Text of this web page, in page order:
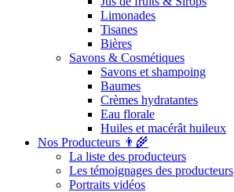
Limonades
Tisanes
Bières
Savons & Cosmétiques
Savons et shampoing
Baumes
Crèmes hydratantes
Eau florale
Huiles et macérât huileux
Nos Producteurs 👨‍🌾
La liste des producteurs
Les témoignages des producteurs
Portraits vidéos